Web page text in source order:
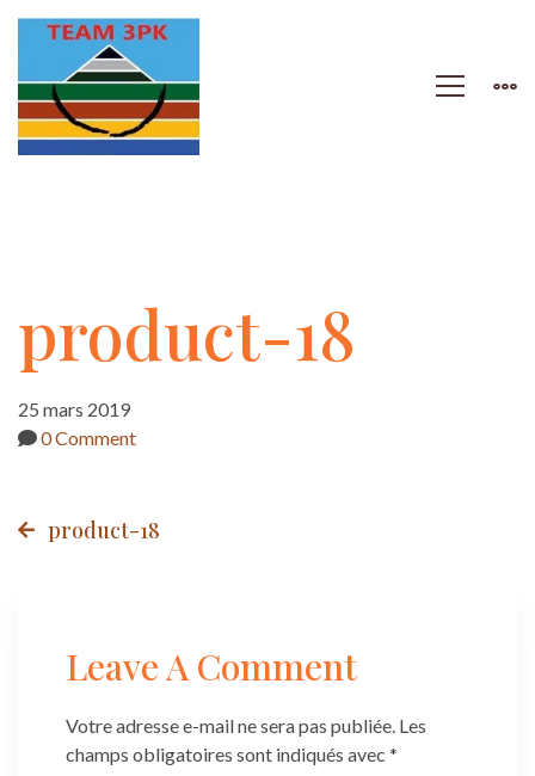
product-
18
product-18
25 mars 2019
0 Comment
Post
product-18
Leave A Comment
Votre adresse e-mail ne sera pas publiée. Les
champs obligatoires sont indiqués avec *